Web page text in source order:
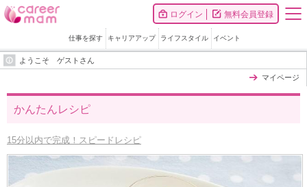
ログイン 無料会員登録
仕事を探す キャリアアップ ライフスタイル イベント
ようこそ ゲストさん
マイページ
かんたんレシピ
15分以内で完成！スピードレシピ